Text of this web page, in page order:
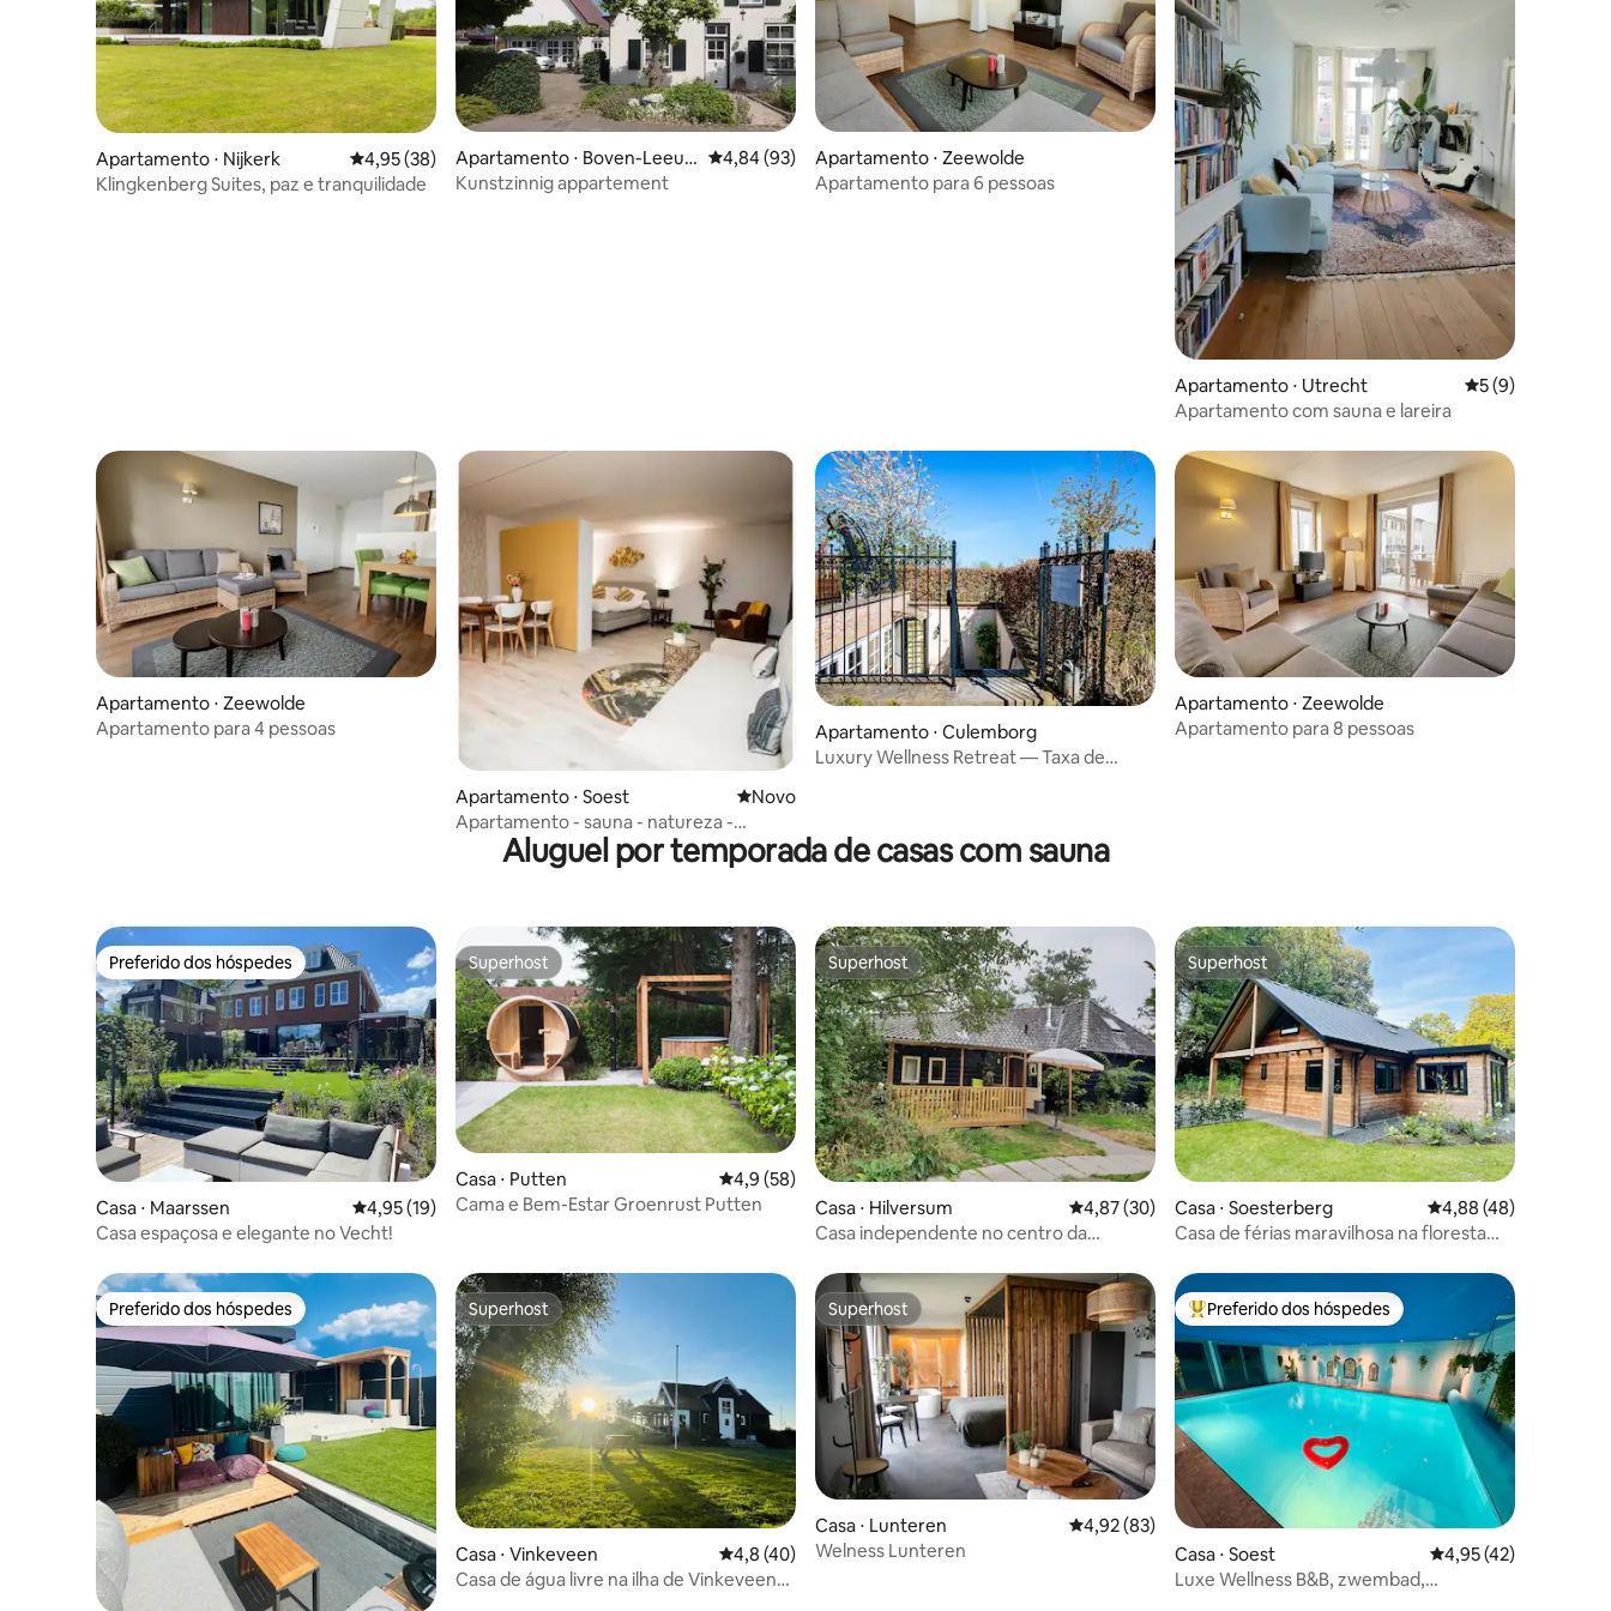
Apartamento ⋅ Nijkerk 4,95 de uma avaliação média de 5, 38 avaliações
4,95 (38)
Klingkenberg Suites, paz e tranquilidade
Apartamento ⋅ Boven-Leeuw
en
4,84 de uma avaliação média de 5, 93 avaliações
4,84 (93)
Kunstzinnig appartement
Apartamento ⋅ Zeewolde
Apartamento para 6 pessoas
Apartamento ⋅ Utrecht 5 de uma
5 (9)
Apartamento com sauna e lareira
Apartamento ⋅ Zeewolde
Apartamento para 4 pessoas
Apartamento ⋅ Soest Novo lugar para ficar
Novo
Apartamento - sauna - natureza -
Utrecht
Apartamento ⋅ Culemborg
Luxury Wellness Retreat — Taxa de
Apartamento ⋅ Zeewolde
Apartamento para 8 pessoas
Aluguel por temporada de casas com sauna
Preferido dos hóspedes
Preferido dos hóspedes
Casa ⋅ Maarssen 4,95 de uma avaliação média de 5, 19 avaliações
4,95 (19)
Casa espaçosa e elegante no Vecht!
Superhost
Superhost
Casa ⋅ Putten 4,9 de uma avaliação média de 5, 58 avaliações
4,9 (58)
Cama e Bem-Estar Groenrust Putten
Superhost
Superhost
Casa ⋅ Hilversum 4,87 de uma avaliação média de 5, 30 avaliações
4,87 (30)
Casa independente no centro da
Superhost
Superhost
Casa ⋅ Soesterberg 4,88 de uma
4,88 (48)
Casa de férias maravilhosa na floresta
Preferido dos hóspedes
Preferido dos hóspedes Superhost
Superhost
Casa ⋅ Vinkeveen 4,8 de uma avaliação média de 5, 40 avaliações
4,8 (40)
Casa de água livre na ilha de Vinkeveense
Superhost
Superhost
Casa ⋅ Lunteren 4,92 de uma avaliação média de 5, 83 avaliações
4,92 (83)
Welness Lunteren
Entre os melhores preferidos dos hóspedes
Preferido dos hóspedes
Casa ⋅ Soest 4,95 de uma
4,95 (42)
Luxe Wellness B&B, zwembad,